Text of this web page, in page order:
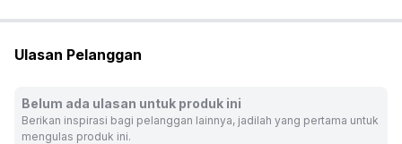
Dilengkapi aksesori kotak hadiah, hewan tikus dari blocks,
Cocok dijadikan koleksi, hiasan miniatur, atau referensi
Rekomendasi umur pengguna: 7 tahun ke atas
Rekomendasi gender pengguna: unisex
Jenis: figure
Ulasan Pelanggan
Belum ada ulasan untuk produk ini
Berikan inspirasi bagi pelanggan lainnya, jadilah yang pertama untuk
mengulas produk ini.